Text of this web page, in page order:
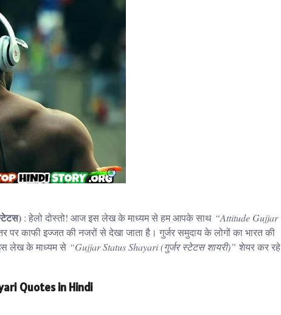
: हेलो दोस्तो! आज इस लेख के माध्यम से हम आपके साथ “Attitude Gujjar
पर काफी इज्जत की नजरों से देखा जाता है। गुर्जर समुदाय के लोगों का भारत की
लेख के माध्यम से “Gujjar Status Shayari (गुर्जर स्टेटस शायरी)” शेयर कर रहे
Quotes in Hindi